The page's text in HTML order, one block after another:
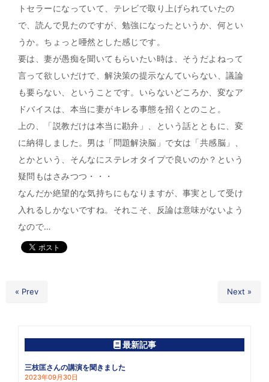
トセラーになっていて、テレビで取り上げられていたの
で、読んで見たのですが、勉強になったというか、何とい
うか。ちょっと唖然とした感じです。
要は、妻が愚痴を聞いてもらいたい時は、そうだよねって
言って欲しいだけで、解決策の提示なんていらない、議論
も要らない、ということです。いらないどころか、変なア
ドバイスは、本当に妻がキレる事態を招くとのこと。
上の、「説教だけは本当に勘弁」、という話とともに、変
に納得しました。男は「問題解決脳」で女は「共感脳」、
とかという、そんなにステレオタイプで良いのか？という
疑問もはさみつつ・・・
なんだか絶望的な気持ちにもなりますが、事実として受け
入れるしかないですね。それこそ、反論は意味がないよう
なので…
« Prev Next »
最新記事
三枝匡さんの講演を聞きました
2023年09月30日